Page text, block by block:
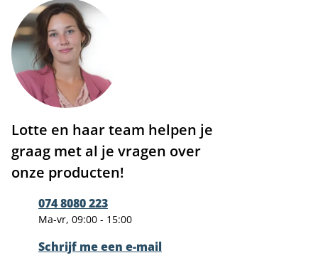
Lotte en haar team helpen je
graag met al je vragen over
onze producten!
074 8080 223
Ma-vr, 09:00 - 15:00
Schrijf me een e-mail